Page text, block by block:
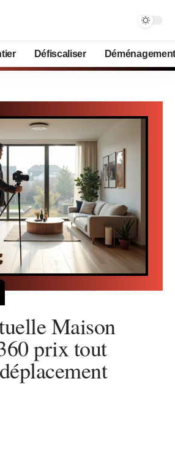
Défiscaliser Déménagement
Maison
prix tout